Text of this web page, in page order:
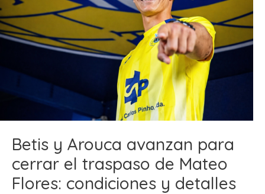
Betis y Arouca avanzan para
cerrar el traspaso de Mateo
Flores: condiciones y detalles